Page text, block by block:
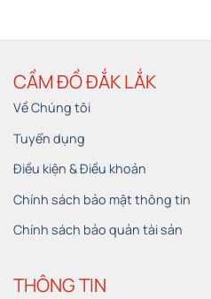
CẦM ĐỒ ĐẮK LẮK
Về Chúng tôi
Tuyển dụng
Điều kiện & Điều khoản
Chính sách bảo mật thông tin
Chính sách bảo quản tài sản
THÔNG TIN